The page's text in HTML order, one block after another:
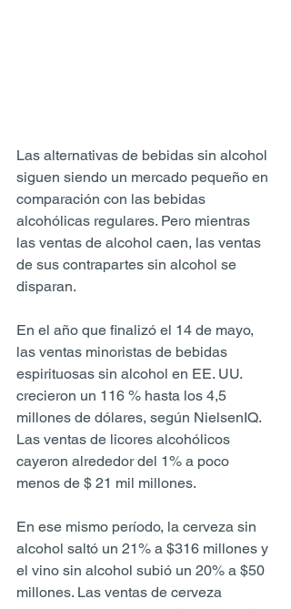
Las alternativas de bebidas sin alcohol
siguen siendo un mercado pequeño en
comparación con las bebidas
alcohólicas regulares. Pero mientras
las ventas de alcohol caen, las ventas
de sus contrapartes sin alcohol se
disparan.
En el año que finalizó el 14 de mayo,
las ventas minoristas de bebidas
espirituosas sin alcohol en EE. UU.
crecieron un 116 % hasta los 4,5
millones de dólares, según NielsenIQ.
Las ventas de licores alcohólicos
cayeron alrededor del 1% a poco
menos de $ 21 mil millones.
En ese mismo período, la cerveza sin
alcohol saltó un 21% a $316 millones y
el vino sin alcohol subió un 20% a $50
millones. Las ventas de cerveza